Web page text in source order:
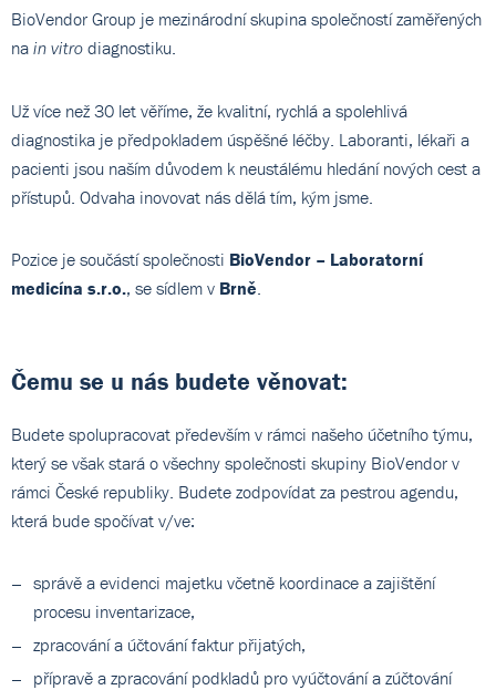
BioVendor Group je mezinárodní skupina společností zaměřených
na in vitro diagnostiku.
Už více než 30 let věříme, že kvalitní, rychlá a spolehlivá
diagnostika je předpokladem úspěšné léčby. Laboranti, lékaři a
pacienti jsou naším důvodem k neustálému hledání nových cest a
přístupů. Odvaha inovovat nás dělá tím, kým jsme.
Pozice je součástí společnosti BioVendor – Laboratorní
medicína s.r.o., se sídlem v Brně.
Čemu se u nás budete věnovat:
Budete spolupracovat především v rámci našeho účetního týmu,
který se však stará o všechny společnosti skupiny BioVendor v
rámci České republiky. Budete zodpovídat za pestrou agendu,
která bude spočívat v/ve:
správě a evidenci majetku včetně koordinace a zajištění
procesu inventarizace,
zpracování a účtování faktur přijatých,
přípravě a zpracování podkladů pro vyúčtování a zúčtování